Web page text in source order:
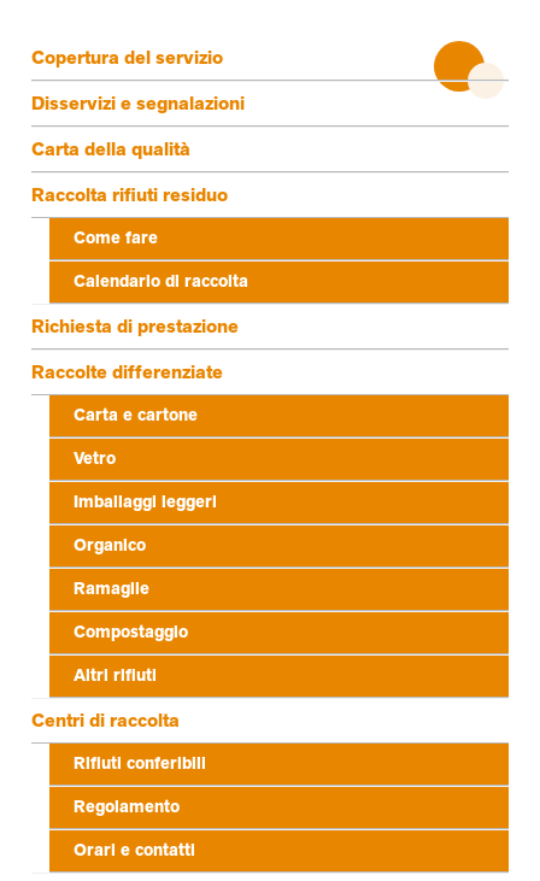
Terzo livello
Copertura del servizio
Disservizi e segnalazioni
Carta della qualità
Raccolta rifiuti residuo
Come fare
Calendario di raccolta
Richiesta di prestazione
Raccolte differenziate
Carta e cartone
Vetro
Imballaggi leggeri
Organico
Ramaglie
Compostaggio
Altri rifiuti
Centri di raccolta
Rifiuti conferibili
Regolamento
Orari e contatti